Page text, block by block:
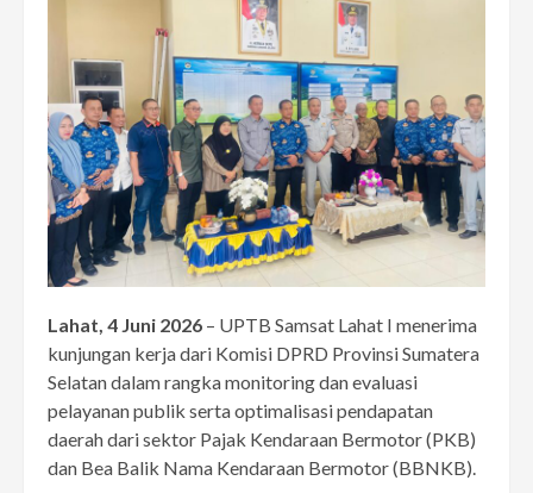
Lahat, 4 Juni 2026 – UPTB Samsat Lahat I menerima
kunjungan kerja dari Komisi DPRD Provinsi Sumatera
Selatan dalam rangka monitoring dan evaluasi
pelayanan publik serta optimalisasi pendapatan
daerah dari sektor Pajak Kendaraan Bermotor (PKB)
dan Bea Balik Nama Kendaraan Bermotor (BBNKB).